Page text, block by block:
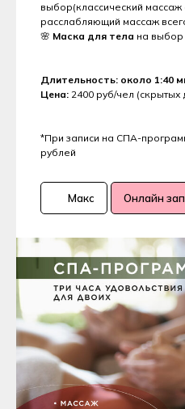
выбор(классический массаж
расслабляющий массаж
🌸 Маска для тела на выбор
Длительность: около 1:40
Цена: 2400 руб/чел (скрытых
*При записи на СПА-
рублей
Макс Онлайн